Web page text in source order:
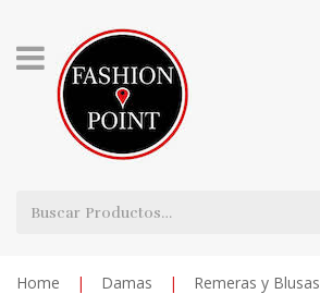
Home | Damas | Remeras y Blusas